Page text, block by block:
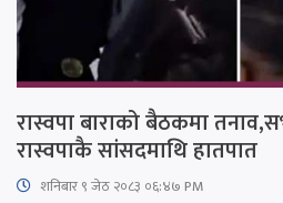
रास्वपा बाराको बैठकमा
रास्वपाकै सांसदमाथि हातपात
शनिबार ९ जेठ २०८३ ०६:४७ PM